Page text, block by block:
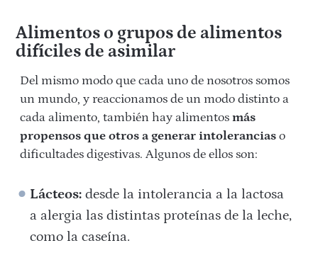
Alimentos o grupos de alimentos
difíciles de asimilar
Del mismo modo que cada uno de nosotros somos
un mundo, y reaccionamos de un modo distinto a
cada alimento, también hay alimentos más
propensos que otros a generar intolerancias o
dificultades digestivas. Algunos de ellos son:
Lácteos: desde la intolerancia a la lactosa
a alergia las distintas proteínas de la leche,
como la caseína.